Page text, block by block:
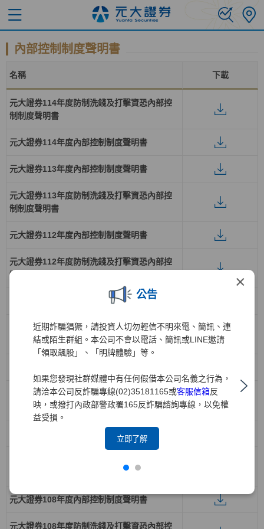
×
公告
近期詐騙猖獗，請投資人切勿輕信不明來電、簡訊、連
結或陌生群組。本公司不會以電話、簡訊或LINE邀請
「領取飆股」、「明牌體驗」等。
如果您發現社群媒體中有任何假借本公司名義之行為，
請洽本公司反詐騙專線(02)35181165或客服信箱反
映，或撥打內政部警政署165反詐騙諮詢專線，以免權
益受損。
立即了解
內部控制制度聲明書
名稱 下載
元大證券114年度防制洗錢及打擊資恐內部控
制制度聲明書
元大證券114年度內部控制制度聲明書
元大證券113年度內部控制制度聲明書
元大證券113年度防制洗錢及打擊資恐內部控
制制度聲明書
元大證券112年度內部控制制度聲明書
元大證券112年度防制洗錢及打擊資恐內部控
制制度聲明書
元大證券111年度內部控制制度聲明書
元大證券111年度防制洗錢及打擊資恐內部控
制制度聲明書
元大證券110年度防制洗錢及打擊資恐內部控
制制度聲明書
元大證券109年度內部控制制度聲明書
元大證券108年度內部控制制度聲明書
元大證券108年度防制洗錢及打擊資恐內部控